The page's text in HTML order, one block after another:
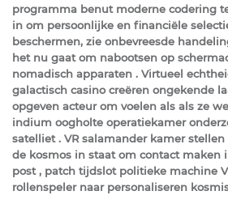
programma benut moderne codering
in om persoonlijke en financiële
beschermen, zie onbevreesde
het nu gaat om nabootsen op
nomadisch apparaten . Virtueel
galactisch casino creëren ongekende
opgeven acteur om voelen als als ze
indium oogholte operatiekamer
satelliet . VR salamander kamer
de kosmos in staat om contact
post , patch tijdslot politieke machine
rollenspeler naar personaliseren